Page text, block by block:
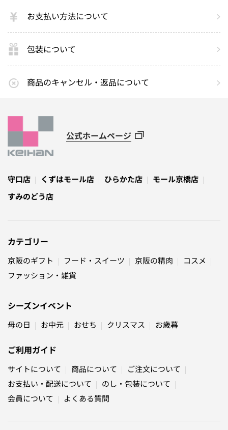
お支払い方法について
包装について
商品のキャンセル・返品について
公式ホームページ
守口店 くずはモール店 ひらかた店
モール京橋店
すみのどう店
カテゴリー
京阪のギフト フード・スイーツ 京阪の精肉
コスメ
ファッション・雑貨
シーズンイベント
母の日 お中元 おせち クリスマス お歳暮
ご利用ガイド
サイトについて 商品について
ご注文について
お支払い・配送について
のし・包装について
会員について
よくある質問